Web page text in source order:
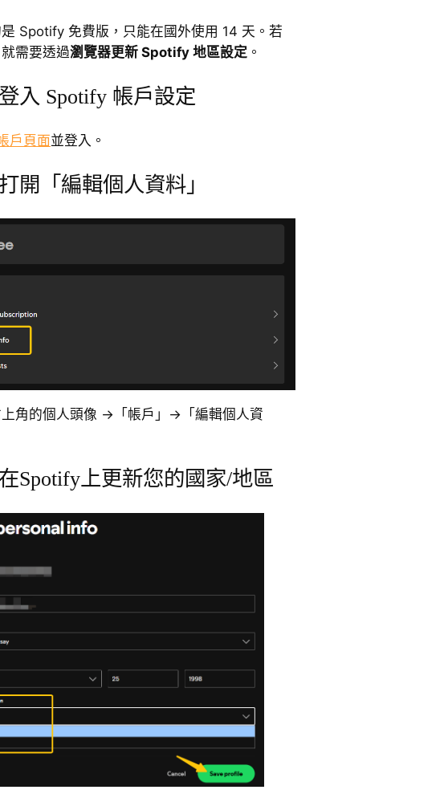
Spotify 免費版，只能在國外使用 14 天。若
需要透過瀏覽器更新 Spotify 地區設定 。
入 Spotify 帳戶設定
戶頁面並登入。
開「編輯個人資料」
角的個人頭像 →「帳戶」→「編輯個人資
Spotify上更新您的國家/地區